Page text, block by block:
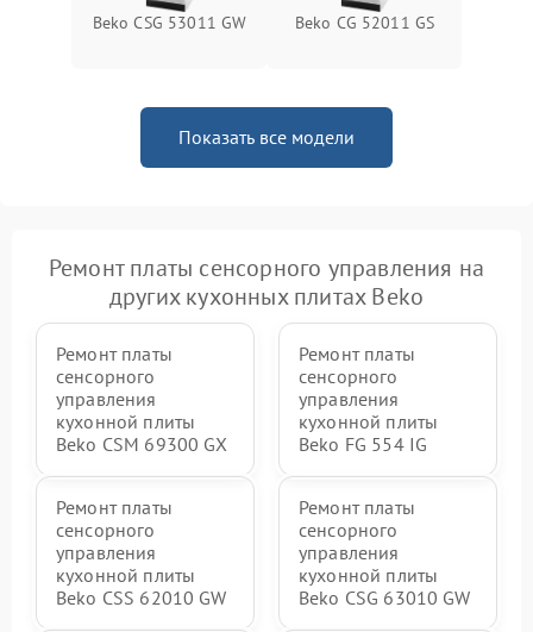
Beko CSG 53011 GW Beko CG 52011 GS
Показать все модели
Ремонт платы сенсорного управления на
других кухонных плитах Beko
Ремонт платы
сенсорного
управления
кухонной плиты
Beko CSM 69300 GX
Ремонт платы
сенсорного
управления
кухонной плиты
Beko FG 554 IG
Ремонт платы
сенсорного
управления
кухонной плиты
Beko CSS 62010 GW
Ремонт платы
сенсорного
управления
кухонной плиты
Beko CSG 63010 GW